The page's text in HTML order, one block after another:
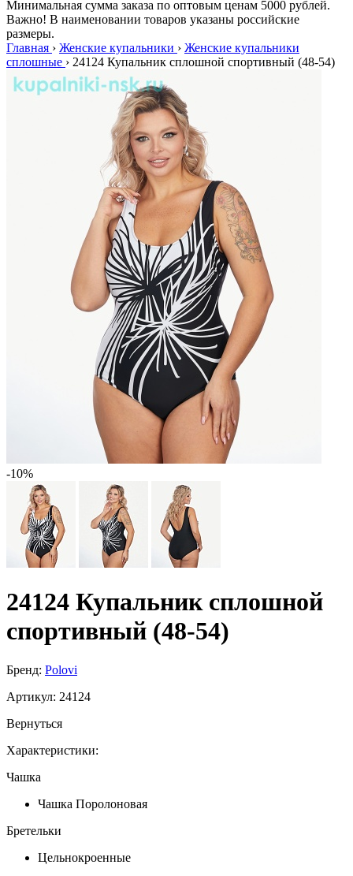
Минимальная сумма заказа по оптовым ценам 5000 рублей.
Важно! В наименовании товаров указаны российские
размеры.
Главная › Женские купальники › Женские купальники
сплошные › 24124 Купальник сплошной спортивный (48-54)
-10%
24124 Купальник сплошной
спортивный (48-54)
Бренд: Polovi
Артикул: 24124
Вернуться
Характеристики:
Чашка
Чашка Поролоновая
Бретельки
Цельнокроенные